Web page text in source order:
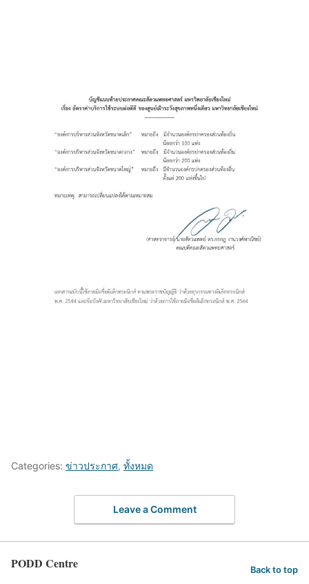
Categories: ข่าวประกาศ, ทั้งหมด
Leave a Comment
PODD Centre Back to top